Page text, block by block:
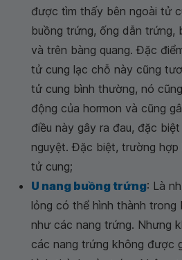
được tìm thấy bên ngoài tử
buồng trứng, ống dẫn trứng,
và trên bàng quang. Đặc
tử cung lạc chỗ này cũng
tử cung bình thường, nó
động của hormon và cũng
điều này gây ra đau, đặc
nguyệt. Đặc biệt, trường
tử cung;
U nang buồng trứng: Là
lỏng có thể hình thành trong
như các nang trứng. Nhưng
các nang trứng không được